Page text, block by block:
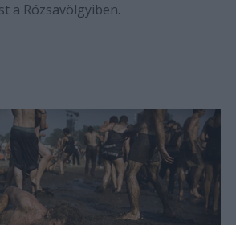
a Rózsavölgyiben.